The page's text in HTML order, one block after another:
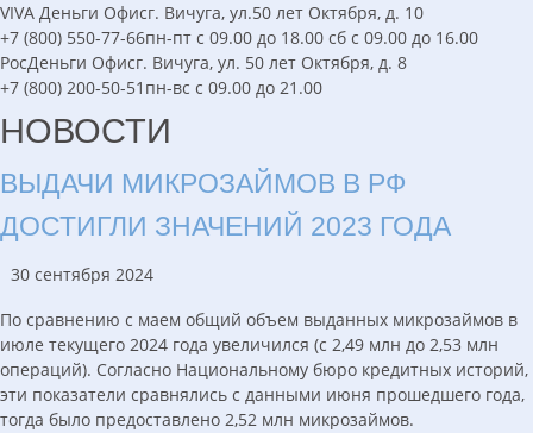
VIVA Деньги Офисг. Вичуга, ул.50 лет Октября, д. 10
+7 (800) 550-77-66пн-пт с 09.00 до 18.00 сб с 09.00 до 16.00
РосДеньги Офисг. Вичуга, ул. 50 лет Октября, д. 8
+7 (800) 200-50-51 пн-вс с 09.00 до 21.00
НОВОСТИ
ВЫДАЧИ МИКРОЗАЙМОВ В РФ
ДОСТИГЛИ ЗНАЧЕНИЙ 2023 ГОДА
30 сентября 2024
По сравнению с маем общий объем выданных микрозаймов в
июле текущего 2024 года увеличился (с 2,49 млн до 2,53 млн
операций). Согласно Национальному бюро кредитных историй,
эти показатели сравнялись с данными июня прошедшего года,
тогда было предоставлено 2,52 млн микрозаймов.